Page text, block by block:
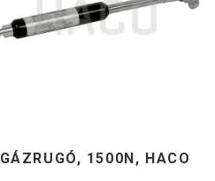
GÁZRUGÓ, 1500N, HACO